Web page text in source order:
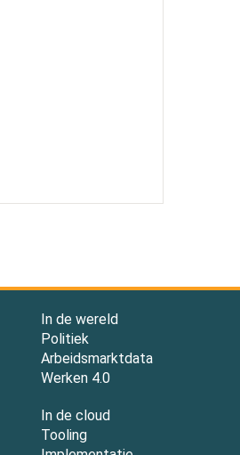
In de wereld
Politiek
Arbeidsmarktdata
Werken 4.0
In de cloud
Tooling